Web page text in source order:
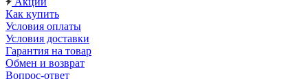
Как купить
Условия оплаты
Условия доставки
Гарантия на товар
Обмен и возврат
Вопрос-ответ